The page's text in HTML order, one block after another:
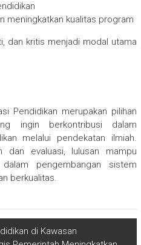
meningkatkan kualitas program
dan kritis menjadi modal utama
Pendidikan merupakan pilihan
ingin berkontribusi dalam
melalui pendekatan ilmiah.
dan evaluasi, lulusan mampu
pengembangan sistem
berkualitas.
di Kawasan